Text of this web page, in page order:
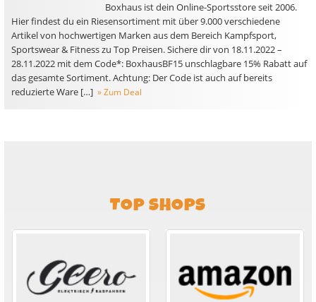
Boxhaus ist dein Online-Sportsstore seit 2006.
Hier findest du ein Riesensortiment mit über 9.000 verschiedene
Artikel von hochwertigen Marken aus dem Bereich Kampfsport,
Sportswear & Fitness zu Top Preisen. Sichere dir von 18.11.2022 –
28.11.2022 mit dem Code*: BoxhausBF15 unschlagbare 15% Rabatt auf
das gesamte Sortiment. Achtung: Der Code ist auch auf bereits
reduzierte Ware […] » Zum Deal
TOP SHOPS